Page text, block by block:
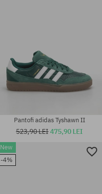
Mărimi existente:
Pantofi adidas Tyshawn II
523,90 LEI475,90 LEI
New
-4%